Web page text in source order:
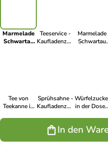
Marmelade
Schwartau
Teeservice -
Kaufladenzubehör
Marmelade
Schwartau
Tee von
Teekanne in
Kaufladenzubehör
Sprühsahne -
Kaufladenzubehörin der Dose
In den